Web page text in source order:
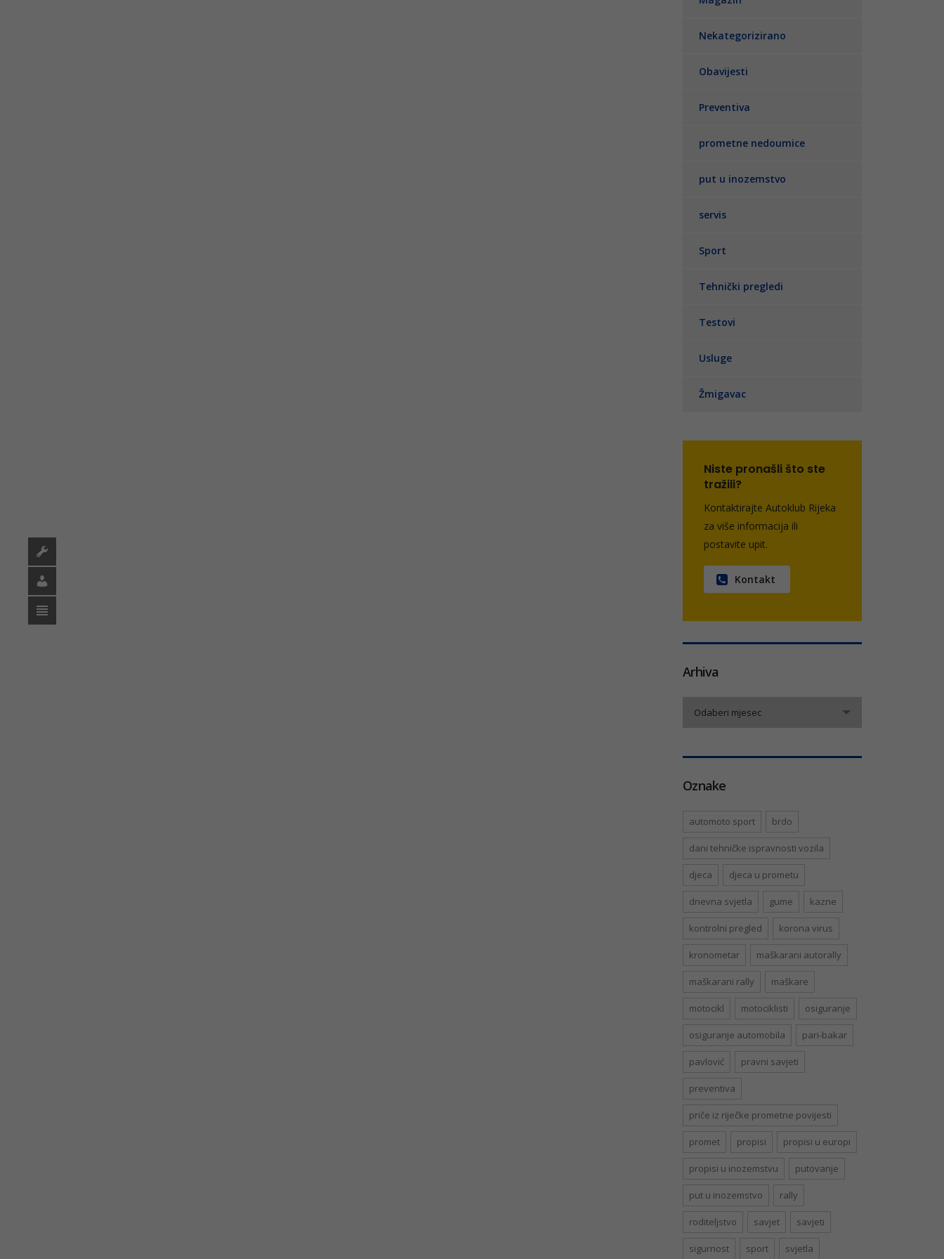
Nekategorizirano
Obavijesti
Preventiva
prometne nedoumice
put u inozemstvo
servis
Sport
Tehnički pregledi
Testovi
Usluge
Žmigavac
Niste pronašli što ste
tražili?
Kontaktirajte Autoklub Rijeka
za više informacija ili
postavite upit.
Kontakt
Arhiva
Odaberi mjesec
Oznake
automoto sport brdo
dani tehničke ispravnosti vozila
djeca djeca u prometu
dnevna svjetla gume kazne
kontrolni pregled korona virus
kronometar maškarani autorally
maškarani rally maškare
motocikl motociklisti osiguranje
osiguranje automobila pari-bakar
pavlović pravni savjeti
preventiva
priče iz riječke prometne povijesti
promet propisi propisi u europi
propisi u inozemstvu putovanje
put u inozemstvo rally
roditeljstvo savjet savjeti
sigurnost sport svjetla